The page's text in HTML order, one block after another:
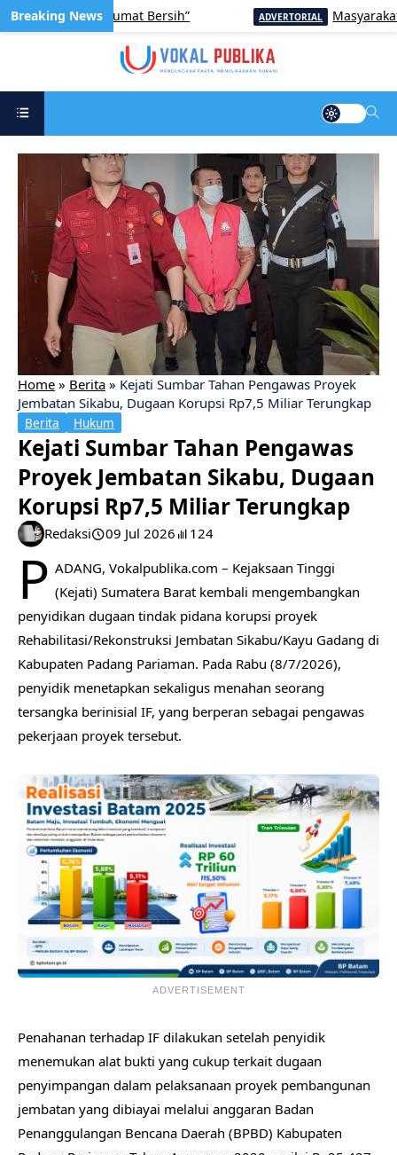
Aksi “Jumat Bersih” ADVERTORIAL Masyarakat di
Home » Berita » Kejati Sumbar Tahan Pengawas Proyek
Jembatan Sikabu, Dugaan Korupsi Rp7,5 Miliar Terungkap
Berita Hukum
Kejati Sumbar Tahan Pengawas
Proyek Jembatan Sikabu, Dugaan
Korupsi Rp7,5 Miliar Terungkap
Redaksi 09 Jul 2026 124
P ADANG, Vokalpublika.com – Kejaksaan Tinggi
(Kejati) Sumatera Barat kembali mengembangkan
penyidikan dugaan tindak pidana korupsi proyek
Rehabilitasi/Rekonstruksi Jembatan Sikabu/Kayu Gadang di
Kabupaten Padang Pariaman. Pada Rabu (8/7/2026),
penyidik menetapkan sekaligus menahan seorang
tersangka berinisial IF, yang berperan sebagai pengawas
pekerjaan proyek tersebut.
ADVERTISEMENT
Penahanan terhadap IF dilakukan setelah penyidik
menemukan alat bukti yang cukup terkait dugaan
penyimpangan dalam pelaksanaan proyek pembangunan
jembatan yang dibiayai melalui anggaran Badan
Penanggulangan Bencana Daerah (BPBD) Kabupaten